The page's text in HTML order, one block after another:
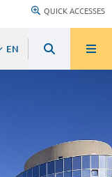
QUICK ACCESSES
EN